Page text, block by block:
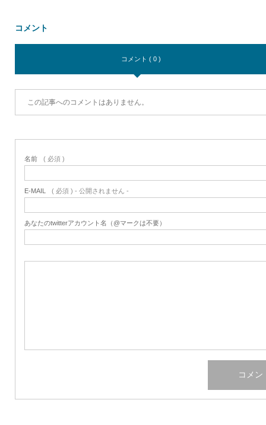
コメント
コメント ( 0 )
この記事へのコメントはありません。
名前 ( 必須 )
E-MAIL ( 必須 ) - 公開されません -
あなたのtwitterアカウント名（@マークは不要）